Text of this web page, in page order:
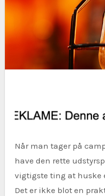
Når man tager på campingtur, er det vigtigt at
have den rette
vigtigste ting at huske
Det er ikke blot en